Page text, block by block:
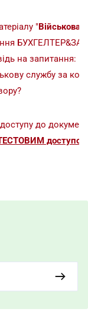
"Військова
на запитання:
службу за
до
доступом